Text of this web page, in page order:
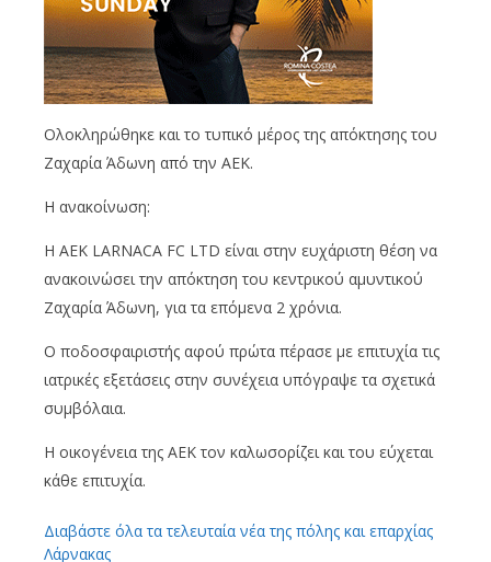
Ολοκληρώθηκε και το τυπικό μέρος της απόκτησης του
Ζαχαρία Άδωνη από την ΑΕΚ.
Η ανακοίνωση:
Η AEK LARNACA FC LTD είναι στην ευχάριστη θέση να
ανακοινώσει την απόκτηση του κεντρικού αμυντικού
Ζαχαρία Άδωνη, για τα επόμενα 2 χρόνια.
Ο ποδοσφαιριστής αφού πρώτα πέρασε με επιτυχία τις
ιατρικές εξετάσεις στην συνέχεια υπόγραψε τα σχετικά
συμβόλαια.
H oικογένεια της ΑΕΚ τον καλωσορίζει και του εύχεται
κάθε επιτυχία.
Διαβάστε όλα τα τελευταία νέα της πόλης και επαρχίας
Λάρνακας